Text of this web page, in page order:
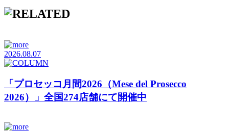
2026.08.07
「プロセッコ月間2026（Mese del Prosecco
2026）」全国274店舗にて開催中